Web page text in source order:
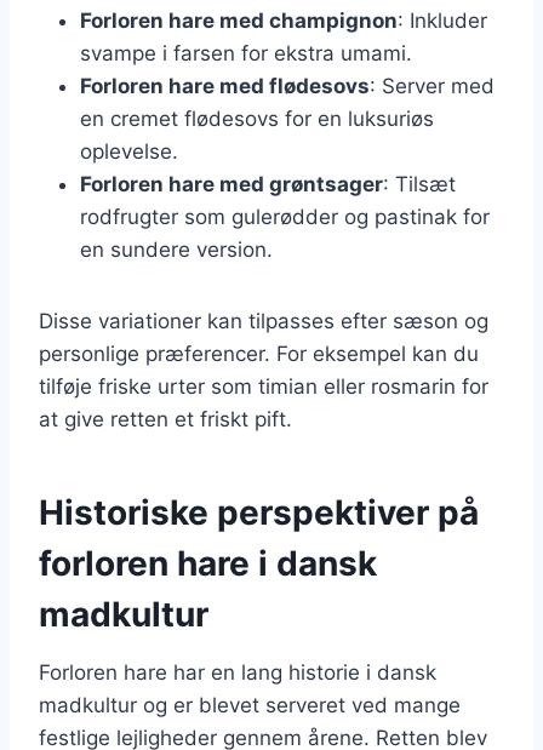
Forloren hare med champignon: Inkluder
svampe i farsen for ekstra umami.
Forloren hare med flødesovs: Server med
en cremet flødesovs for en luksuriøs
oplevelse.
Forloren hare med grøntsager: Tilsæt
rodfrugter som gulerødder og pastinak for
en sundere version.
Disse variationer kan tilpasses efter sæson og
personlige præferencer. For eksempel kan du
tilføje friske urter som timian eller rosmarin for
at give retten et friskt pift.
Historiske perspektiver på
forloren hare i dansk
madkultur
Forloren hare har en lang historie i dansk
madkultur og er blevet serveret ved mange
festlige lejligheder gennem årene. Retten blev